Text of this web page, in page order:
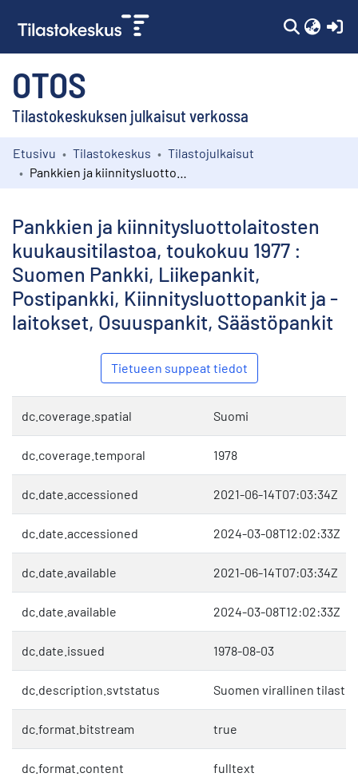
OTOS
Tilastokeskuksen julkaisut verkossa
Kokoelmat
Etusivu Tilastokeskus
Tilastojulkaisut
Pankkien ja kiinnitysluottolaitosten
kuukausitilastoa, toukokuu 1977 :
Suomen Pankki, Liikepankit,
Postipankki, Kiinnitysluottopankit ja -
laitokset, Osuuspankit, Säästöpankit
Tietueen suppeat tiedot
dc.coverage.spatial Suomi
dc.coverage.temporal 1978
dc.date.accessioned 2021-06-14T07:03:34Z
dc.date.accessioned 2024-03-08T12:02:33Z
dc.date.available 2021-06-14T07:03:34Z
dc.date.available 2024-03-08T12:02:33Z
dc.date.issued 1978-08-03
dc.description.svtstatus Suomen virallinen tilasto
dc.format.bitstream true
dc.format.content fulltext